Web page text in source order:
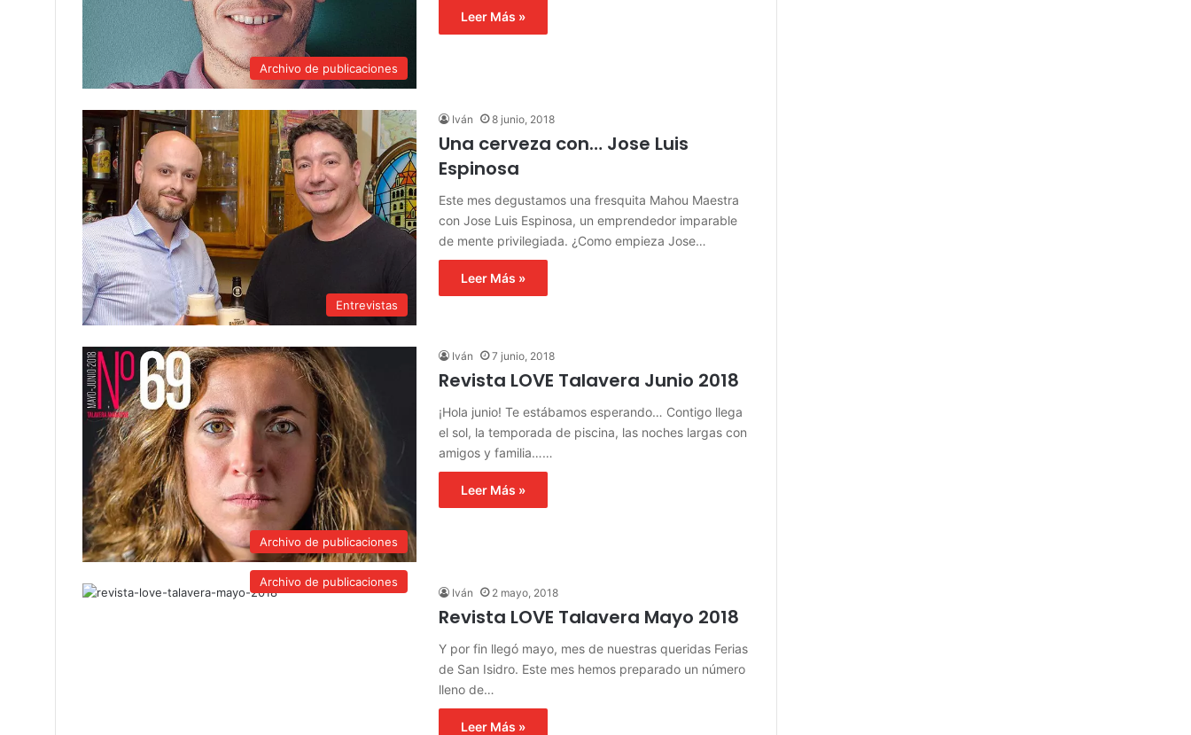
Archivo de publicaciones
Leer Más »
Entrevistas
Iván 8 junio, 2018
Una cerveza con… Jose Luis
Espinosa
Este mes degustamos una fresquita Mahou Maestra
con Jose Luis Espinosa, un emprendedor imparable
de mente privilegiada. ¿Como empieza Jose…
Leer Más »
Archivo de publicaciones
Iván 7 junio, 2018
Revista LOVE Talavera Junio 2018
¡Hola junio! Te estábamos esperando… Contigo llega
el sol, la temporada de piscina, las noches largas con
amigos y familia……
Leer Más »
Archivo de publicaciones
Iván 2 mayo, 2018
Revista LOVE Talavera Mayo 2018
Y por fin llegó mayo, mes de nuestras queridas Ferias
de San Isidro. Este mes hemos preparado un número
lleno de…
Leer Más »